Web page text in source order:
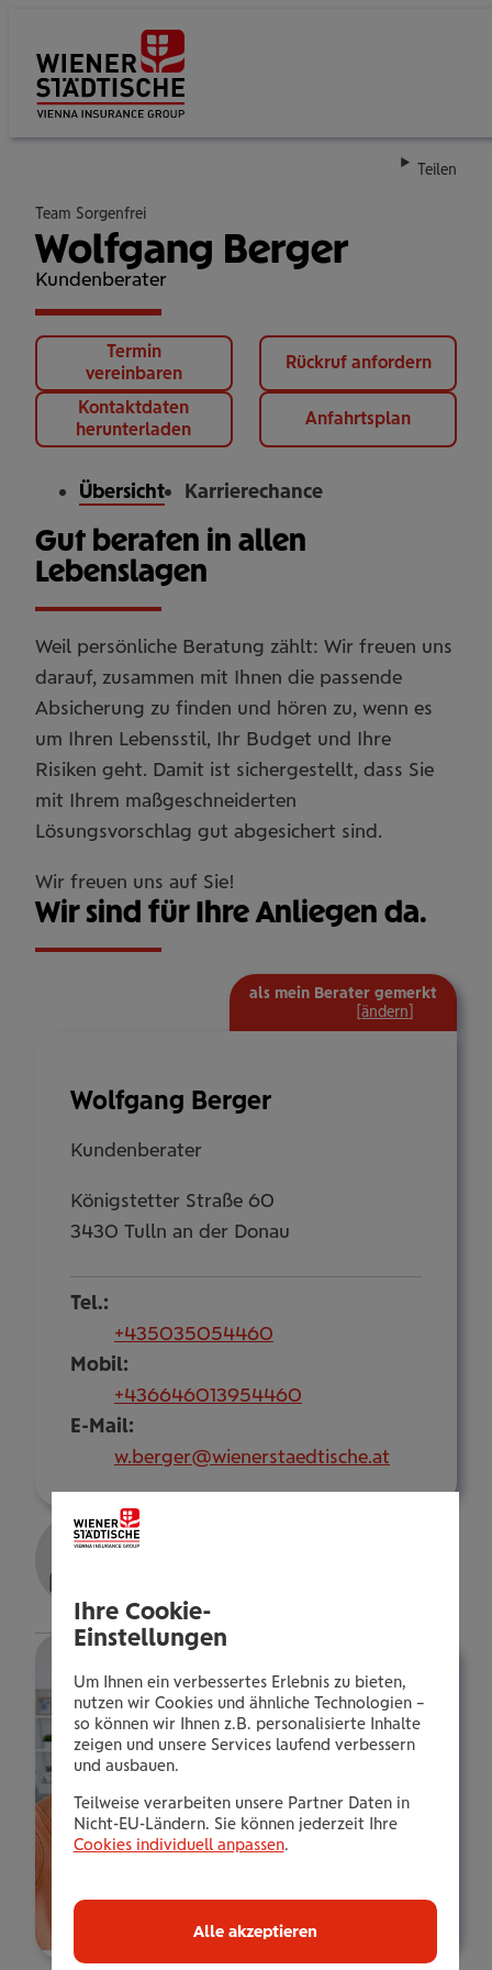
Teilen
Team Sorgenfrei
Wolfgang Berger
Kundenberater
Termin
vereinbaren
Rückruf anfordern
Kontaktdaten
herunterladen
Anfahrtsplan
Übersicht Karrierechance
Gut beraten in allen
Lebenslagen
Weil persönliche Beratung zählt: Wir freuen uns
darauf, zusammen mit Ihnen die passende
Absicherung zu finden und hören zu, wenn es
um Ihren Lebensstil, Ihr Budget und Ihre
Risiken geht. Damit ist sichergestellt, dass Sie
mit Ihrem maßgeschneiderten
Lösungsvorschlag gut abgesichert sind.
Wir freuen uns auf Sie!
Wir sind für Ihre Anliegen da.
Wolfgang Berger
Kundenberater
Königstetter Straße 60
3430 Tulln an der Donau
Tel.:
+435035054460
Mobil:
+436646013954460
E-Mail:
w.berger@wienerstaedtische.at
als mein Berater gemerkt
[ändern
Gerhard Salvet
Details
Ihre Cookie-
Einstellungen
Um Ihnen ein verbessertes Erlebnis zu bieten,
nutzen wir Cookies und ähnliche Technologien –
so können wir Ihnen z.B. personalisierte Inhalte
zeigen und unsere Services laufend verbessern
und ausbauen.
Teilweise verarbeiten unsere Partner Daten in
Nicht-EU-Ländern. Sie können jederzeit Ihre
Cookies individuell anpassen.
Alle akzeptieren